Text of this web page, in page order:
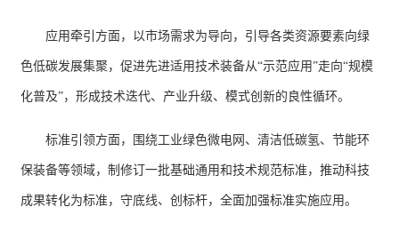
应用牵引方面，以市场需求为导向，引导各类资源要素向绿
色低碳发展集聚，促进先进适用技术装备从“示范应用”走向“规模
化普及”，形成技术迭代、产业升级、模式创新的良性循环。
标准引领方面，围绕工业绿色微电网、清洁低碳氢、节能环
保装备等领域，制修订一批基础通用和技术规范标准，推动科技
成果转化为标准，守底线、创标杆，全面加强标准实施应用。